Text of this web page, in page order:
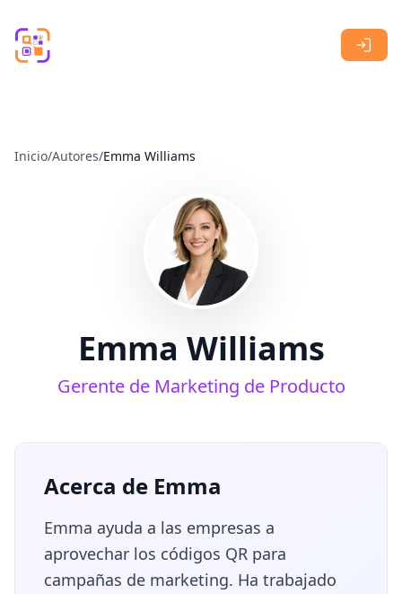
Inicio/Autores/Emma Williams
Emma Williams
Gerente de Marketing de Producto
Acerca de Emma
Emma ayuda a las empresas a
aprovechar los códigos QR para
campañas de marketing. Ha trabajado